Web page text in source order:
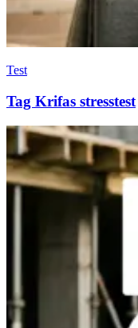
Test
Tag Krifas stresstest